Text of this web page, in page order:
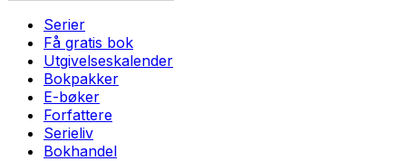
Serier
Få gratis bok
Utgivelseskalender
Bokpakker
E-bøker
Forfattere
Serieliv
Bokhandel